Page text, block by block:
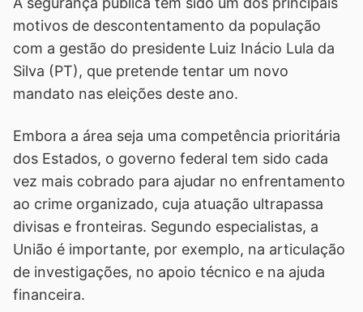
motivos de descontentamento da população
com a gestão do presidente Luiz Inácio Lula da
Silva (PT), que pretende tentar um novo
mandato nas eleições deste ano.
Embora a área seja uma competência prioritária
dos Estados, o governo federal tem sido cada
vez mais cobrado para ajudar no enfrentamento
ao crime organizado, cuja atuação ultrapassa
divisas e fronteiras. Segundo especialistas, a
União é importante, por exemplo, na articulação
de investigações, no apoio técnico e na ajuda
financeira.